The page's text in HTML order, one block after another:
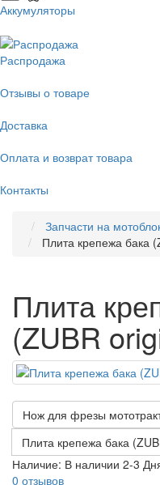
Аккумуляторы
Распродажа
Отзывы о товаре
Доставка
Оплата и возврат товара
Контакты
Запчасти на
Плита крепежа бака
Плита
(ZUBR
Нож для фрезы
Плита крепежа бака
Наличие: В наличии 2-3
0 отзывов